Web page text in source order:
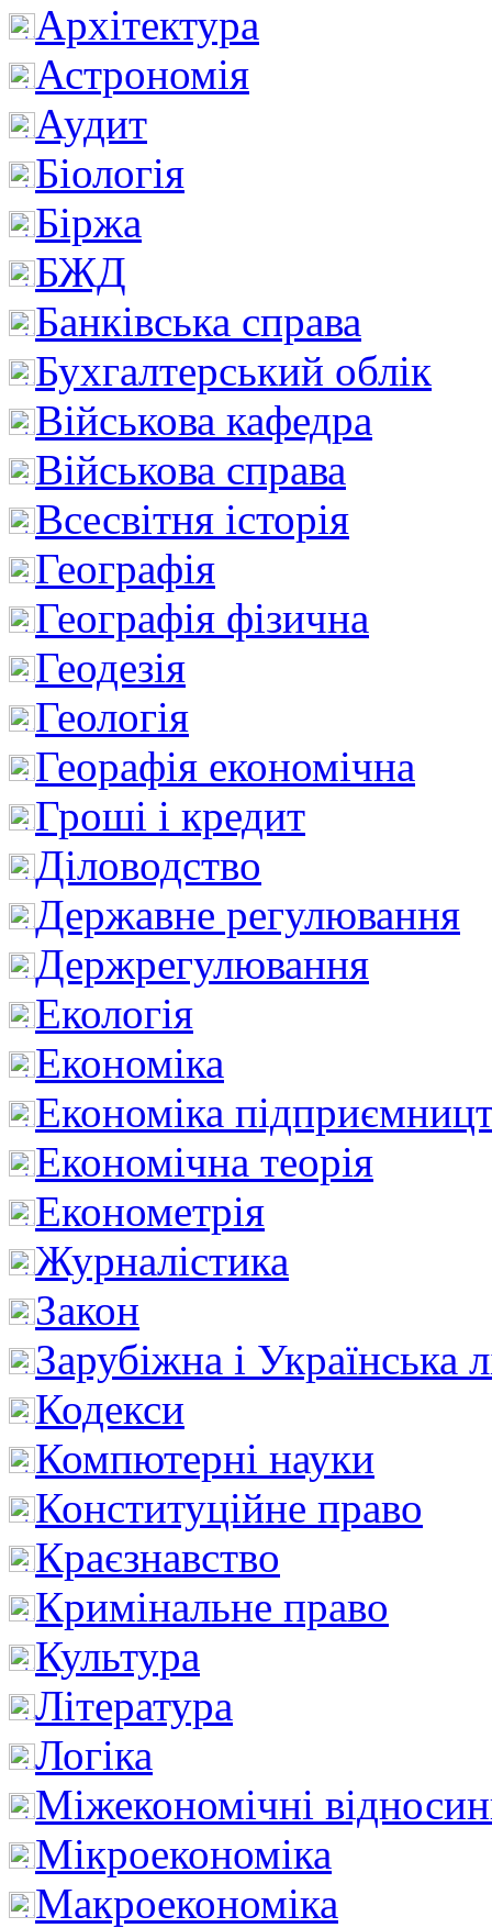
Архітектура
Астрономія
Аудит
Біологія
Біржа
БЖД
Банківська справа
Бухгалтерський облік
Військова кафедра
Військова справа
Всесвітня історія
Географія
Географія фізична
Геодезія
Геологія
Георафія економічна
Гроші і кредит
Діловодство
Державне регулювання
Держрегулювання
Екологія
Економіка
Економіка
Економічна теорія
Економетрія
Журналістика
Закон
Зарубіжна і Українська
Кодекси
Компютерні науки
Конституційне право
Краєзнавство
Кримінальне право
Культура
Література
Логіка
Міжекономічні
Мікроекономіка
Макроекономіка